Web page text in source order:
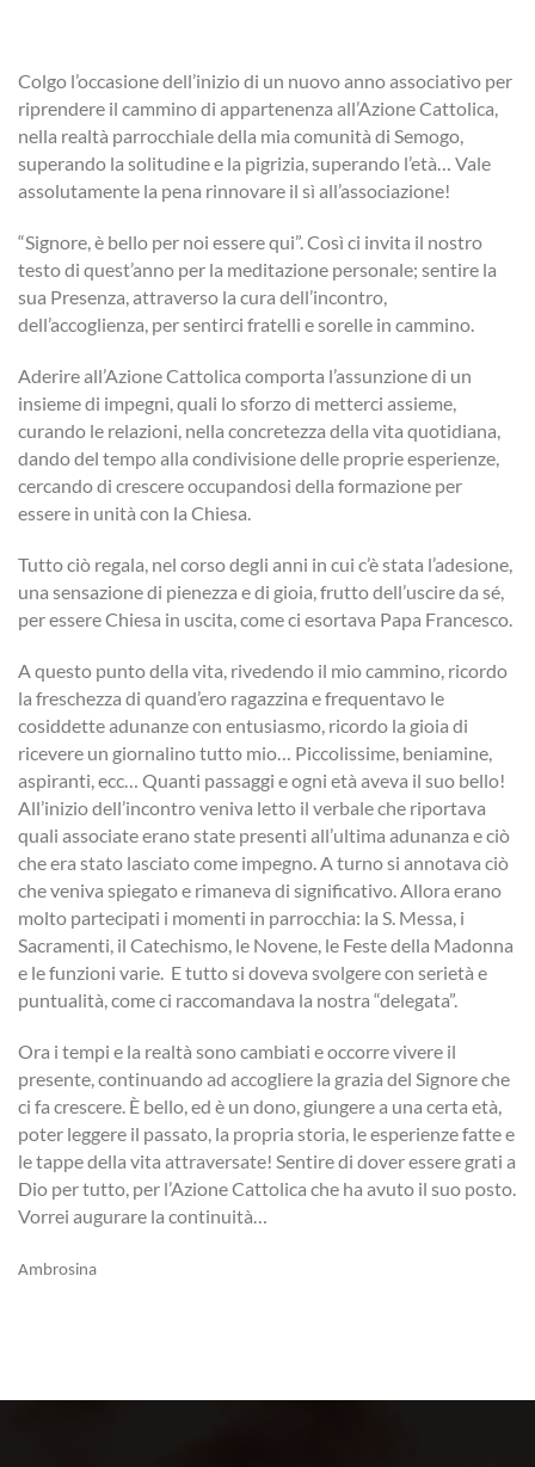
Colgo l’occasione dell’inizio di un nuovo anno associativo per
riprendere il cammino di appartenenza all’Azione Cattolica,
nella realtà parrocchiale della mia comunità di Semogo,
superando la solitudine e la pigrizia, superando l’età… Vale
assolutamente la pena rinnovare il sì all’associazione!
“Signore, è bello per noi essere qui”. Così ci invita il nostro
testo di quest’anno per la meditazione personale; sentire la
sua Presenza, attraverso la cura dell’incontro,
dell’accoglienza, per sentirci fratelli e sorelle in cammino.
Aderire all’Azione Cattolica comporta l’assunzione di un
insieme di impegni, quali lo sforzo di metterci assieme,
curando le relazioni, nella concretezza della vita quotidiana,
dando del tempo alla condivisione delle proprie esperienze,
cercando di crescere occupandosi della formazione per
essere in unità con la Chiesa.
Tutto ciò regala, nel corso degli anni in cui c’è stata l’adesione,
una sensazione di pienezza e di gioia, frutto dell’uscire da sé,
per essere Chiesa in uscita, come ci esortava Papa Francesco.
A questo punto della vita, rivedendo il mio cammino, ricordo
la freschezza di quand’ero ragazzina e frequentavo le
cosiddette adunanze con entusiasmo, ricordo la gioia di
ricevere un giornalino tutto mio… Piccolissime, beniamine,
aspiranti, ecc… Quanti passaggi e ogni età aveva il suo bello!
All’inizio dell’incontro veniva letto il verbale che riportava
quali associate erano state presenti all’ultima adunanza e ciò
che era stato lasciato come impegno. A turno si annotava ciò
che veniva spiegato e rimaneva di significativo. Allora erano
molto partecipati i momenti in parrocchia: la S. Messa, i
Sacramenti, il Catechismo, le Novene, le Feste della Madonna
e le funzioni varie. E tutto si doveva svolgere con serietà e
puntualità, come ci raccomandava la nostra “delegata”.
Ora i tempi e la realtà sono cambiati e occorre vivere il
presente, continuando ad accogliere la grazia del Signore che
ci fa crescere. È bello, ed è un dono, giungere a una certa età,
poter leggere il passato, la propria storia, le esperienze fatte e
le tappe della vita attraversate! Sentire di dover essere grati a
Dio per tutto, per l’Azione Cattolica che ha avuto il suo posto.
Vorrei augurare la continuità…
Ambrosina